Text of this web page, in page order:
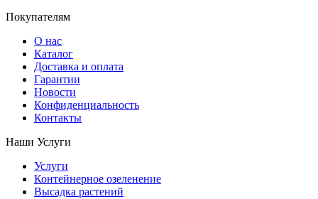
Покупателям
О нас
Каталог
Доставка и оплата
Гарантии
Новости
Конфиденциальность
Контакты
Наши Услуги
Услуги
Контейнерное озеленение
Высадка растений